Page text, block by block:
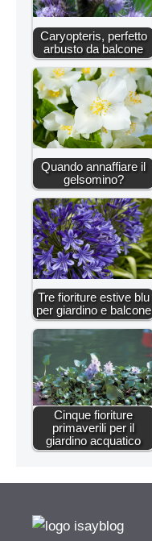
Caryopteris, perfetto
arbusto da balcone
Quando annaffiare il
gelsomino?
Tre fioriture estive blu
per giardino e balcone
Cinque fioriture
primaverili per il
giardino acquatico